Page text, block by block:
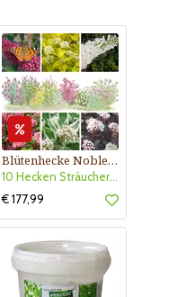
Blütenhecke Nobless-Kollektion Nr. 402
10 Hecken Sträucher - für 10 lfm Blütenhecke - Blühend März - Oktober
€ 177,99